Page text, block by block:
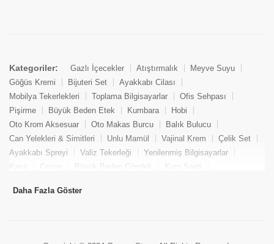
Kategoriler: Gazlı İçecekler Atıştırmalık
Meyve Suyu
Göğüs Kremi
Bijuteri Set
Ayakkabı Cilası
Mobilya Tekerlekleri
Toplama Bilgisayarlar
Ofis Sehpası
Pişirme
Büyük Beden Etek Kumbara
Hobi
Oto Krom Aksesuar
Oto Makas Burcu
Balık Bulucu
Can Yelekleri & Simitleri
Unlu Mamül Vajinal Krem
Çelik Set
Ayakkabı Spreyi
Valiz Tekerleği
Yenilenmiş Bilgisayarlar
Kasa
Cezve Büyük Beden Gömlek
Kum Saati
Tekne Bağlama & Demirleme
Daha Fazla Göster